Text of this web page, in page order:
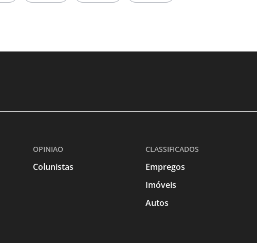
OPINIAO
Colunistas
CLASSIFICADOS
Empregos
Imóveis
Autos